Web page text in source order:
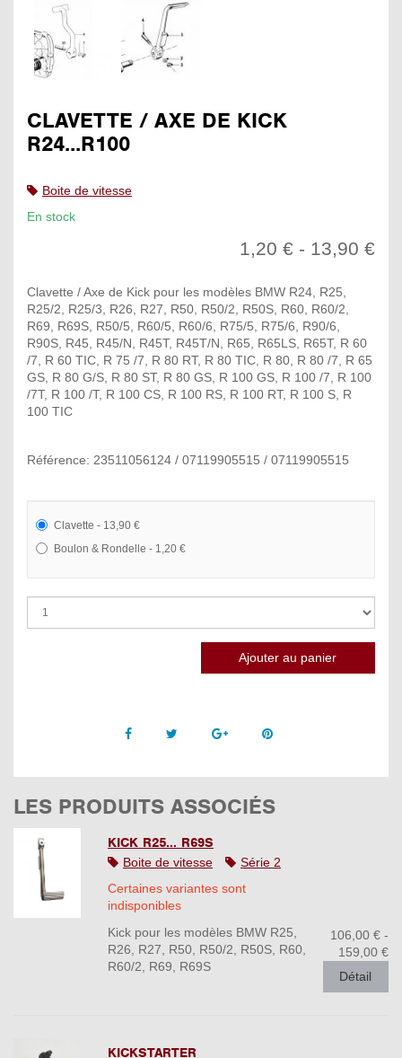
CLAVETTE / AXE DE KICK
R24...R100
Boite de vitesse
En stock
1,20 € - 13,90 €
Clavette / Axe de Kick pour les modèles BMW R24, R25,
R25/2, R25/3, R26, R27, R50, R50/2, R50S, R60, R60/2,
R69, R69S, R50/5, R60/5, R60/6, R75/5, R75/6, R90/6,
R90S, R45, R45/N, R45T, R45T/N, R65, R65LS, R65T, R 60
/7, R 60 TIC, R 75 /7, R 80 RT, R 80 TIC, R 80, R 80 /7, R 65
GS, R 80 G/S, R 80 ST, R 80 GS, R 100 GS, R 100 /7, R 100
/7T, R 100 /T, R 100 CS, R 100 RS, R 100 RT, R 100 S, R
100 TIC
Référence: 23511056124 / 07119905515 / 07119905515
Clavette - 13,90 €
Boulon & Rondelle - 1,20 €
Facebook Twitter Google +Pinterest
LES PRODUITS ASSOCIÉS
KICK R25... R69S
Boite de vitesse
Série 2
Certaines variantes sont
indisponibles
Kick pour les modèles BMW R25,
R26, R27, R50, R50/2, R50S, R60,
R60/2, R69, R69S
106,00 € -
159,00 €
Détail
KICKSTARTER